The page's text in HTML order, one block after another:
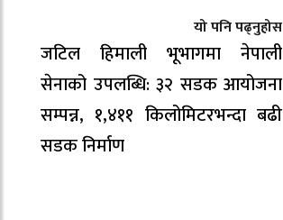
यो पनि पढ्नुहोस
जटिल हिमाली भूभागमा नेपाली
सेनाको उपलब्धि: ३२ सडक आयोजना
सम्पन्न, १,४११ किलोमिटरभन्दा बढी
सडक निर्माण